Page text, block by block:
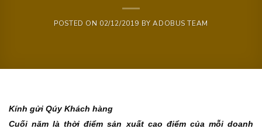
POSTED ON 02/12/2019 BYADOBUS TEAM
Kính gửi Qúy Khách hàng
Cuối năm là thời điểm sản xuất cao điểm của mỗi doanh